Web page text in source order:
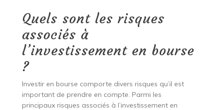
Quels sont les risques
associés à
l’investissement en bourse
?
Investir en bourse comporte divers risques qu’il est
important de prendre en compte. Parmi les
principaux risques associés à l’investissement en